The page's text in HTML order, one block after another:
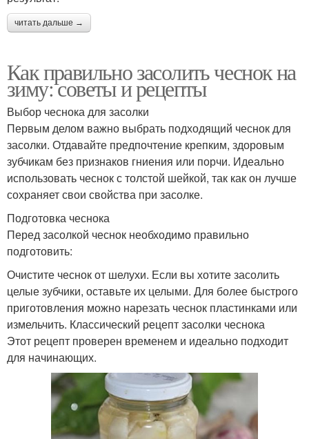
читать дальше →
Как правильно засолить чеснок на
зиму: советы и рецепты
Выбор чеснока для засолки
Первым делом важно выбрать подходящий чеснок для
засолки. Отдавайте предпочтение крепким, здоровым
зубчикам без признаков гниения или порчи. Идеально
использовать чеснок с толстой шейкой, так как он лучше
сохраняет свои свойства при засолке.
Подготовка чеснока
Перед засолкой чеснок необходимо правильно
подготовить:
Очистите чеснок от шелухи. Если вы хотите засолить
целые зубчики, оставьте их целыми. Для более быстрого
приготовления можно нарезать чеснок пластинками или
измельчить. Классический рецепт засолки чеснока
Этот рецепт проверен временем и идеально подходит
для начинающих.